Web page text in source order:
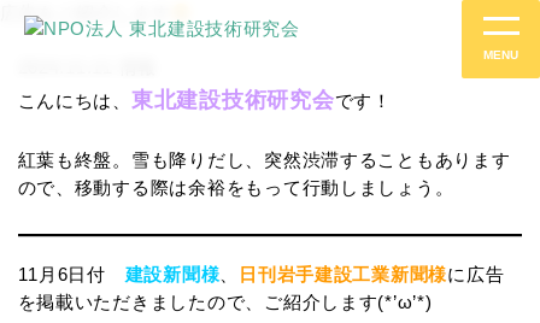
MENU
広告をご紹介します
こんにちは、 東北建設技術研究会です！
紅葉も終盤。雪も降りだし、突然渋滞することもあります
ので、移動する際は余裕をもって行動しましょう。
11月6日付 建設新聞様 日刊岩手建設工業新聞様に広告
を掲載いただきましたので、ご紹介します(*’ω’*)